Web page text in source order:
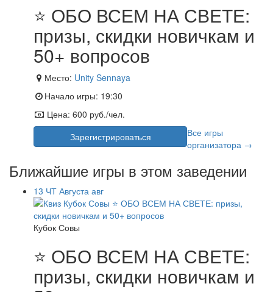
⭐ ОБО ВСЕМ НА СВЕТЕ:
призы, скидки новичкам и
50+ вопросов
Место: Unity Sennaya
Начало игры: 19:30
Цена: 600 руб./чел.
Зарегистрироваться
Все игры
организатора →
Ближайшие игры в этом заведении
13 ЧТ Августа авг
Кубок Совы
⭐ ОБО ВСЕМ НА СВЕТЕ:
призы, скидки новичкам и